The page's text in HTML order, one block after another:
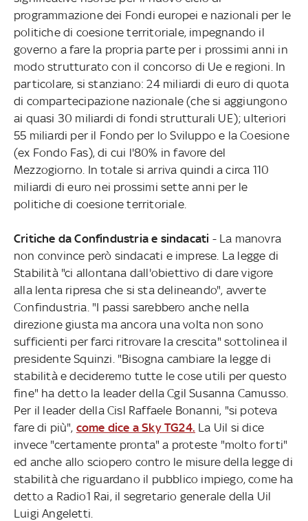
programmazione dei Fondi europei e nazionali per le
politiche di coesione territoriale, impegnando il
governo a fare la propria parte per i prossimi anni in
modo strutturato con il concorso di Ue e regioni. In
particolare, si stanziano: 24 miliardi di euro di quota
di compartecipazione nazionale (che si aggiungono
ai quasi 30 miliardi di fondi strutturali UE); ulteriori
55 miliardi per il Fondo per lo Sviluppo e la Coesione
(ex Fondo Fas), di cui l'80% in favore del
Mezzogiorno. In totale si arriva quindi a circa 110
miliardi di euro nei prossimi sette anni per le
politiche di coesione territoriale.
Critiche da Confindustria e sindacati - La manovra
non convince però sindacati e imprese. La legge di
Stabilità "ci allontana dall'obiettivo di dare vigore
alla lenta ripresa che si sta delineando", avverte
Confindustria. "I passi sarebbero anche nella
direzione giusta ma ancora una volta non sono
sufficienti per farci ritrovare la crescita" sottolinea il
presidente Squinzi. "Bisogna cambiare la legge di
stabilità e decideremo tutte le cose utili per questo
fine" ha detto la leader della Cgil Susanna Camusso.
Per il leader della Cisl Raffaele Bonanni, "si poteva
fare di più", come dice a Sky TG24. La Uil si dice
invece "certamente pronta" a proteste "molto forti"
ed anche allo sciopero contro le misure della legge di
stabilità che riguardano il pubblico impiego, come ha
detto a Radio1 Rai, il segretario generale della Uil
Luigi Angeletti.